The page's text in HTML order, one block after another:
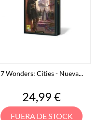
7 Wonders: Cities - Nueva...
Precio
24,99 €
FUERA DE STOCK